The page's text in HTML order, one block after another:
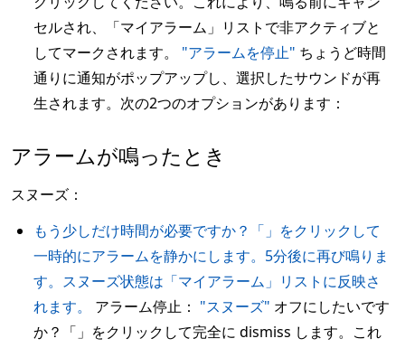
セルされ、「マイアラーム」リストで非アクティブと
してマークされます。 "アラームを停止" ちょうど時間
通りに通知がポップアップし、選択したサウンドが再
生されます。次の2つのオプションがあります：
アラームが鳴ったとき
スヌーズ：
もう少しだけ時間が必要ですか？「」をクリックして
一時的にアラームを静かにします。5分後に再び鳴りま
す。スヌーズ状態は「マイアラーム」リストに反映さ
れます。
アラーム停止： "スヌーズ" オフにしたいです
か？「」をクリックして完全に dismiss します。これ